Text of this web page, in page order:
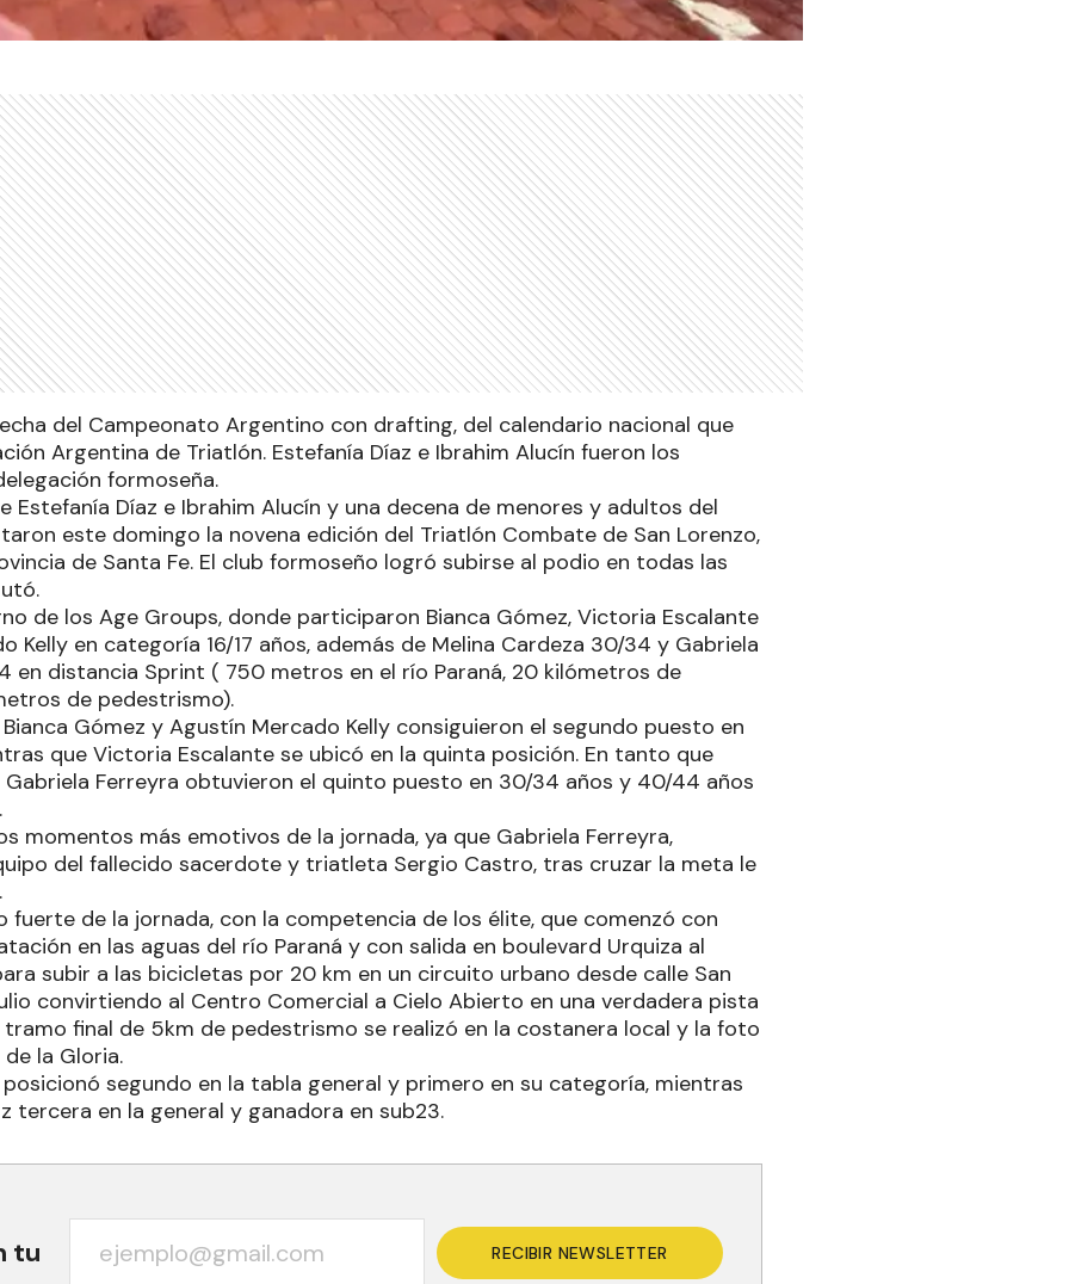
del Campeonato Argentino con drafting, del calendario nacional que
Argentina de Triatlón. Estefanía Díaz e Ibrahim Alucín fueron los
formoseña.
Estefanía Díaz e Ibrahim Alucín y una decena de menores y adultos del
este domingo la novena edición del Triatlón Combate de San Lorenzo,
de Santa Fe. El club formoseño logró subirse al podio en todas las
de los Age Groups, donde participaron Bianca Gómez, Victoria Escalante
Kelly en categoría 16/17 años, además de Melina Cardeza 30/34 y Gabriela
en distancia Sprint ( 750 metros en el río Paraná, 20 kilómetros de
de pedestrismo).
Gómez y Agustín Mercado Kelly consiguieron el segundo puesto en
que Victoria Escalante se ubicó en la quinta posición. En tanto que
Gabriela Ferreyra obtuvieron el quinto puesto en 30/34 años y 40/44 años
momentos más emotivos de la jornada, ya que Gabriela Ferreyra,
del fallecido sacerdote y triatleta Sergio Castro, tras cruzar la meta le
fuerte de la jornada, con la competencia de los élite, que comenzó con
en las aguas del río Paraná y con salida en boulevard Urquiza al
subir a las bicicletas por 20 km en un circuito urbano desde calle San
convirtiendo al Centro Comercial a Cielo Abierto en una verdadera pista
tramo final de 5km de pedestrismo se realizó en la costanera local y la foto
la Gloria.
segundo en la tabla general y primero en su categoría, mientras
tercera en la general y ganadora en sub23.
tu RECIBIR NEWSLETTER